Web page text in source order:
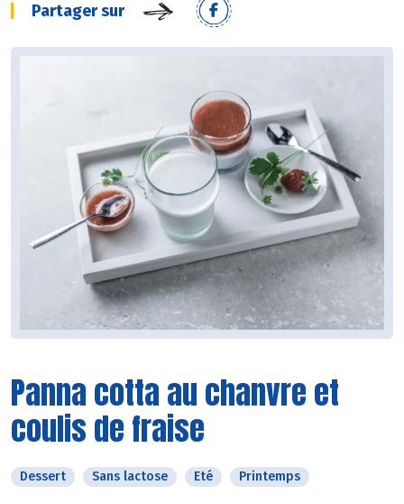
Partager sur
Panna cotta au chanvre et
coulis de fraise
Dessert Sans lactose Eté Printemps